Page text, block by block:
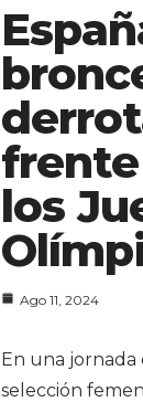
los
Ago 11, 2024
En una jornada
selección